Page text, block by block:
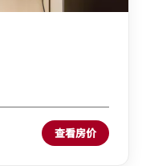
查看房价